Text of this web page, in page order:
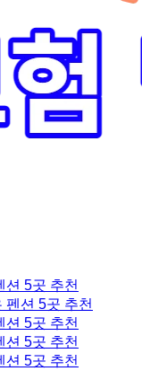
션 5곳 추천
펜션 5곳 추천
션 5곳 추천
션 5곳 추천
션 5곳 추천